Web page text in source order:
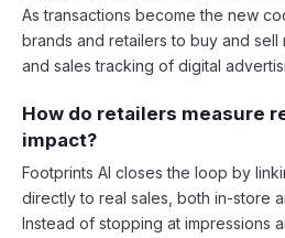
As transactions become the new
brands and retailers to buy and sell
and sales tracking of digital
How do retailers measure
impact?
Footprints AI closes the loop by
directly to real sales, both in-store
Instead of stopping at impressions